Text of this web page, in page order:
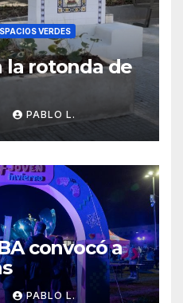
VERDES
la rotonda de
PABLO L.
convocó a
PABLO L.